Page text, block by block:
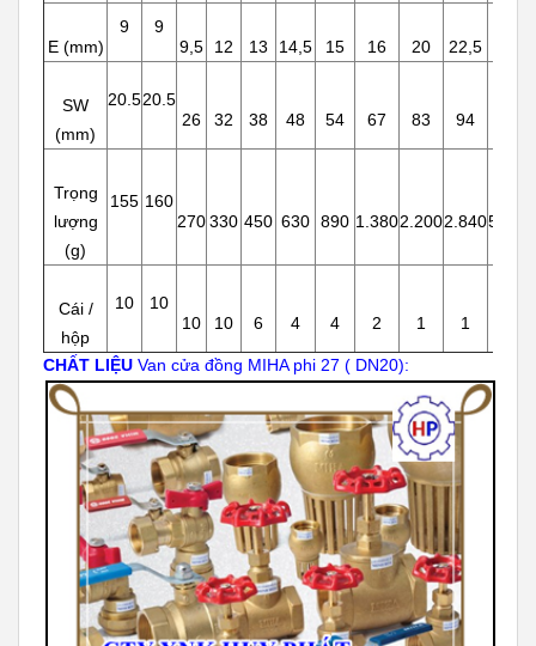
E (mm)
9
9
9,5
12 13 14,5 15 16 20 22,5
SW
(mm)
20.520.5
26
32 38 48 54 67 83 94
Trọng
lượng
(g)
155 160
270330 450 630 890 1.3802.2002.8405.600
Cái /
hộp
10
10
10
10 6 4 4 2 1 1
CHẤT LIỆU Van cửa đồng MIHA phi 27 ( DN20):